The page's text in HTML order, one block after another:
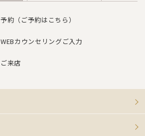
予約（ご予約はこちら）
WEBカウンセリングご入力
ご来店